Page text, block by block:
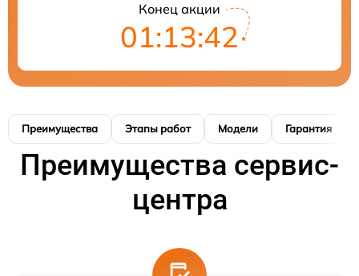
Конец акции
01:13:42
Преимущества Этапы работ Модели Гарантия
Преимущества сервис-
центра